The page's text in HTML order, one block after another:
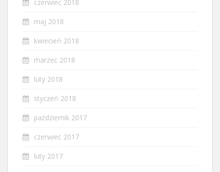
czerwiec 2018
maj 2018
kwiecień 2018
marzec 2018
luty 2018
styczeń 2018
październik 2017
czerwiec 2017
luty 2017